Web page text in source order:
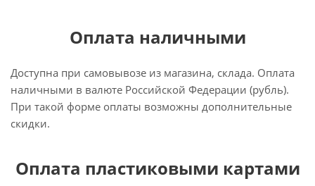
Оплата наличными
Доступна при самовывозе из магазина, склада. Оплата
наличными в валюте Российской Федерации (рубль).
При такой форме оплаты возможны дополнительные
скидки.
Оплата пластиковыми картами